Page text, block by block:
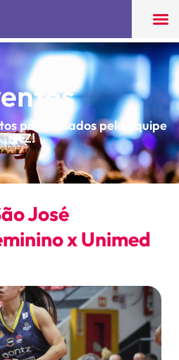
patrocinados pela equipe
NTZ!
José
x Unimed